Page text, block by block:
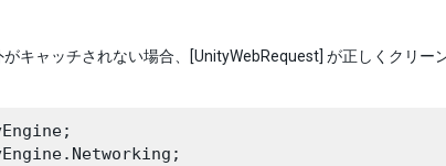
キャッチされない場合、[UnityWebRequest] が正しくクリー